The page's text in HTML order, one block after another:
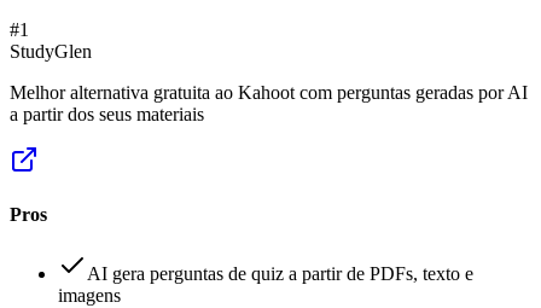
#1
StudyGlen
Melhor alternativa gratuita ao Kahoot com perguntas geradas por AI
a partir dos seus materiais
Pros
AI gera perguntas de quiz a partir de PDFs, texto e
imagens